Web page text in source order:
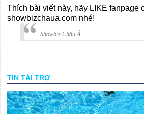
Thích bài viết này, hãy LIKE fanpage
showbizchaua.com nhé!
Showbiz Châu Á